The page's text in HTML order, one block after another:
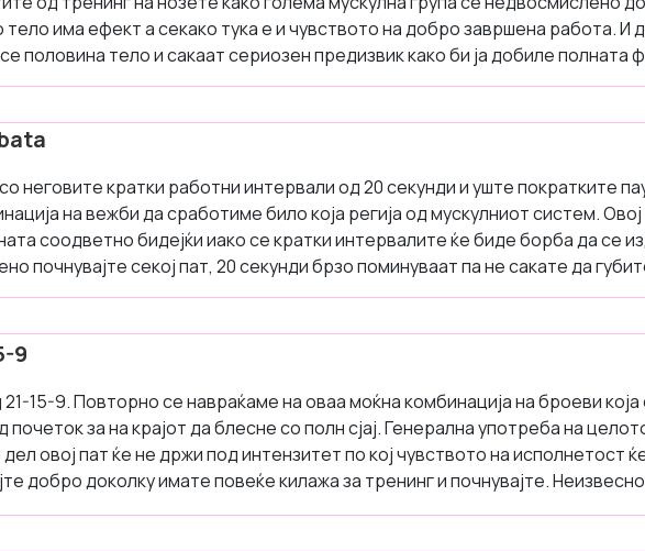
тело има ефект а секако тука е и чувството на добро завршена работа. И
половина тело и сакаат сериозен предизвик како би ја добиле полната
неговите кратки работни интервали од 20 секунди и уште пократките
на вежби да сработиме било која регија од мускулниот систем.
соодветно бидејќи иако се кратки интервалите ќе биде борба да се
почнувајте секој пат, 20 секунди брзо поминуваат па не сакате да
9
15-9. Повторно се навраќаме на оваа моќна комбинација на броеви која
почеток за на крајот да блесне со полн сјај. Генерална употреба на
овој пат ќе не држи под интензитет по кој чувството на исполнетост
добро доколку имате повеќе килажа за тренинг и почнувајте.